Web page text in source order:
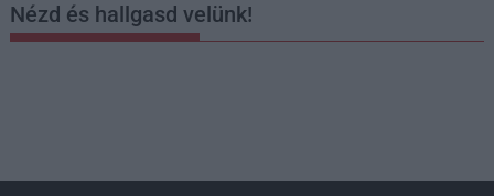
Nézd és hallgasd velünk!